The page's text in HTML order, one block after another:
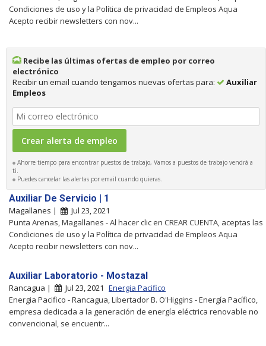
Condiciones de uso y la Política de privacidad de Empleos Aqua
Acepto recibir newsletters con nov...
Recibe las últimas ofertas de empleo por correo
electrónico
Recibir un email cuando tengamos nuevas ofertas para:
Auxiliar
Empleos
Ahorre tiempo para encontrar puestos de trabajo, Vamos a puestos de trabajo vendrá a
ti.
Puedes cancelar las alertas por email cuando quieras.
Auxiliar De Servicio | 1
Magallanes |
Jul 23, 2021
Punta Arenas, Magallanes - Al hacer clic en CREAR CUENTA, aceptas las
Condiciones de uso y la Política de privacidad de Empleos Aqua
Acepto recibir newsletters con nov...
Auxiliar Laboratorio - Mostazal
Rancagua | Jul 23, 2021 Energia Pacifico
Energia Pacifico - Rancagua, Libertador B. O'Higgins - Energía Pacífico,
empresa dedicada a la generación de energía eléctrica renovable no
convencional, se encuentr...